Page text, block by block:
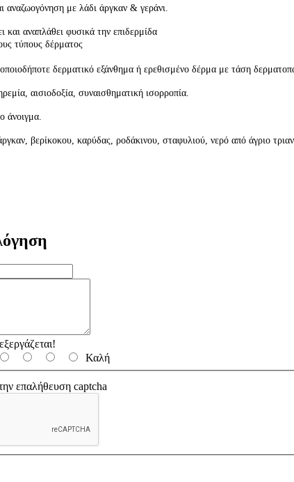
αναζωογόνηση με λάδι άργκαν & γεράνι.
και αναπλάθει φυσικά την επιδερμίδα
τύπους δέρματος
δερματικό εξάνθημα ή ερεθισμένο δέρμα με τάση
αισιοδοξία, συναισθηματική ισορροπία.
άνοιγμα.
βερίκοκου, καρύδας, ροδάκινου, σταφυλιού, νερό από άγριο
Καλή
επαλήθευση captcha